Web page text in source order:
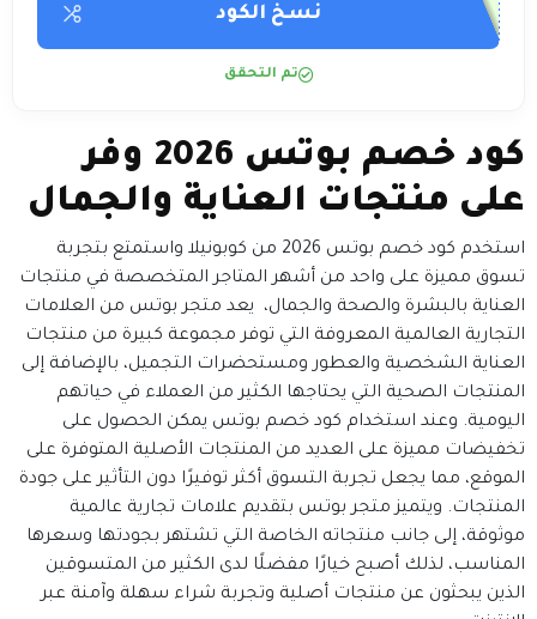
نسخ الكود
تم التحقق
كود خصم بوتس 2026 وفر
على منتجات العناية والجمال
استخدم كود خصم بوتس 2026 من كوبونيلا واستمتع بتجربة
تسوق مميزة على واحد من أشهر المتاجر المتخصصة في منتجات
العناية بالبشرة والصحة والجمال، يعد متجر بوتس من العلامات
التجارية العالمية المعروفة التي توفر مجموعة كبيرة من منتجات
العناية الشخصية والعطور ومستحضرات التجميل، بالإضافة إلى
المنتجات الصحية التي يحتاجها الكثير من العملاء في حياتهم
اليومية. وعند استخدام كود خصم بوتس يمكن الحصول على
تخفيضات مميزة على العديد من المنتجات الأصلية المتوفرة على
الموقع، مما يجعل تجربة التسوق أكثر توفيرًا دون التأثير على جودة
المنتجات. ويتميز متجر بوتس بتقديم علامات تجارية عالمية
موثوقة، إلى جانب منتجاته الخاصة التي تشتهر بجودتها وسعرها
المناسب، لذلك أصبح خيارًا مفضلًا لدى الكثير من المتسوقين
الذين يبحثون عن منتجات أصلية وتجربة شراء سهلة وآمنة عبر